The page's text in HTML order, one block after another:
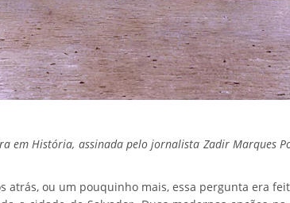
em História, assinada pelo jornalista Zadir Marques
atrás, ou um pouquinho mais, essa pergunta era